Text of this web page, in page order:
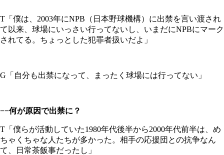
T「僕は、2003年にNPB（日本野球機構）に出禁を言い渡され
て以来、球場にいっさい行ってないし、いまだにNPBにマーク
されてる。ちょっとした犯罪者扱いだよ」
G「自分も出禁になって、まったく球場には行ってない」
−−何が原因で出禁に？
T「僕らが活動していた1980年代後半から2000年代前半は、め
ちゃくちゃな人たちが多かった。相手の応援団との抗争なん
て、日常茶飯事だったし」